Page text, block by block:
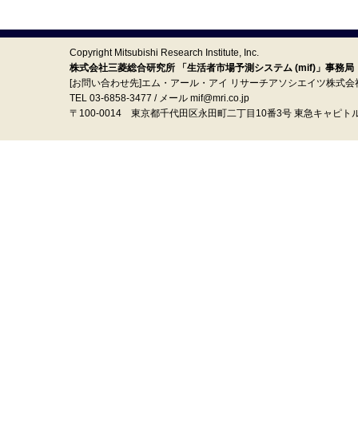
Copyright Mitsubishi Research Institute, Inc.
株式会社三菱総合研究所 「生活者市場予測システム (mif)」事務局
[お問い合わせ先]エム・アール・アイ リサーチアソシエイツ株式会
TEL 03-6858-3477 / メール mif@mri.co.jp
〒100‐0014 東京都千代田区永田町二丁目10番3号 東急キャピト